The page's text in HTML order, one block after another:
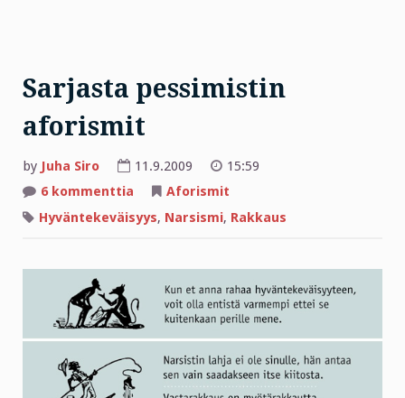
Sarjasta pessimistin
aforismit
by Juha Siro 11.9.2009
15:59
6 kommenttia artikkeliin
pessimistin
aforismit
Aforismit
Hyväntekeväisyys, Narsismi, Rakkaus